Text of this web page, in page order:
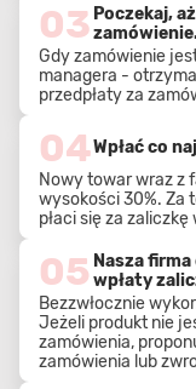
03 Poczekaj,
Gdy zamówienie
managera -
przedpłaty za
04Wpłać co
Nowy towar wraz z
wysokości 30%. Za
płaci się za
05 Nasza
wpłaty
Bezzwłocznie
Jeżeli produkt nie
zamówienia,
zamówienia lub